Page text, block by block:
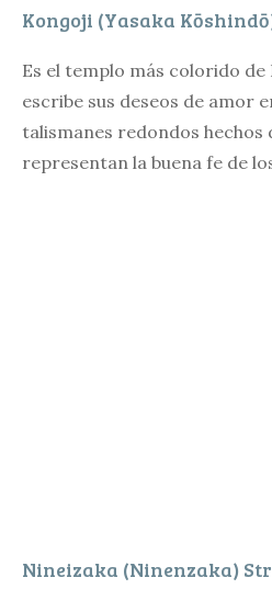
Kongoji (Yasaka
Es el templo más colorido de
escribe sus deseos de amor
talismanes redondos hechos
representan la buena fe de
Nineizaka (Ninenzaka)